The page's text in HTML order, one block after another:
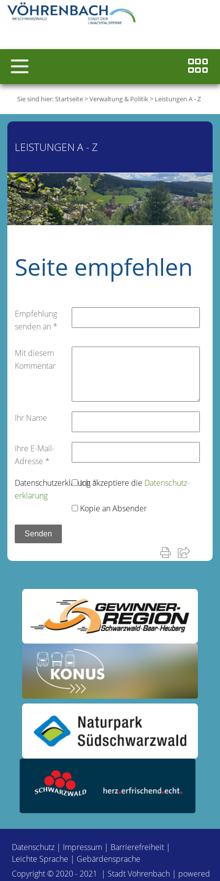
Sie sind hier:Startseite>Verwaltung & Politik> Leistungen A - Z
LEISTUNGEN A - Z
Seite empfehlen
Empfehlung
senden an *
Mit diesem
Kommentar
Ihr Name
Ihre E-Mail-
Adresse *
Datenschutz­erklärung*
Ich akzeptiere die Datenschutz­
erklärung
Kopie an Absender
Datenschutz | Impressum | Barrierefreiheit |
Leichte Sprache | Gebärdensprache
Copyright © 2020 - 2021 | Stadt Vöhrenbach | powered